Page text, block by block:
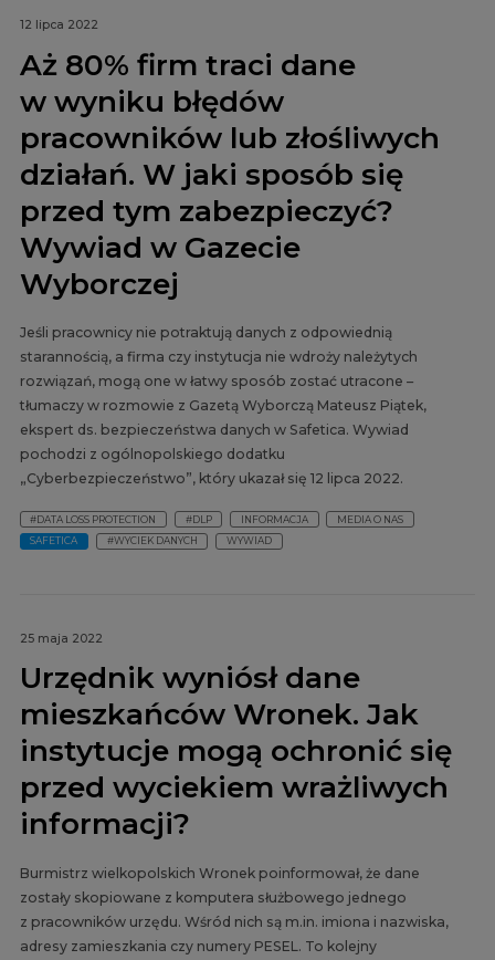
12 lipca 2022
Aż 80% firm traci dane
w wyniku błędów
pracowników lub złośliwych
działań. W jaki sposób się
przed tym zabezpieczyć?
Wywiad w Gazecie
Wyborczej
Jeśli pracownicy nie potraktują danych z odpowiednią
starannością, a firma czy instytucja nie wdroży należytych
rozwiązań, mogą one w łatwy sposób zostać utracone –
tłumaczy w rozmowie z Gazetą Wyborczą Mateusz Piątek,
ekspert ds. bezpieczeństwa danych w Safetica. Wywiad
pochodzi z ogólnopolskiego dodatku
„Cyberbezpieczeństwo”, który ukazał się 12 lipca 2022.
#DATA LOSS PROTECTION #DLP INFORMACJA
MEDIA O NAS
SAFETICA
#WYCIEK DANYCH WYWIAD
25 maja 2022
Urzędnik wyniósł dane
mieszkańców Wronek. Jak
instytucje mogą ochronić się
przed wyciekiem wrażliwych
informacji?
Burmistrz wielkopolskich Wronek poinformował, że dane
zostały skopiowane z komputera służbowego jednego
z pracowników urzędu. Wśród nich są m.in. imiona i nazwiska,
adresy zamieszkania czy numery PESEL. To kolejny